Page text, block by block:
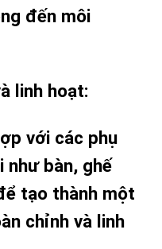
đến môi
linh hoạt:
với các phụ
như bàn, ghế
tạo thành một
chỉnh và linh